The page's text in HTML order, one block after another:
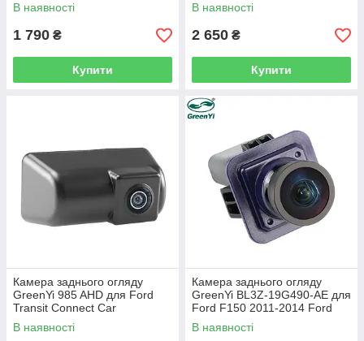
В наявності
1 790 ₴
Купити
В наявності
2 650 ₴
Купити
Камера заднього огляду
GreenYi 985 AHD для Ford
Transit Connect Car
В наявності
Камера заднього огляду
GreenYi BL3Z-19G490-AE для
Ford F150 2011-2014 Ford
Mustang 2015-2020 Lincoln
MKC 2015-2019
В наявності